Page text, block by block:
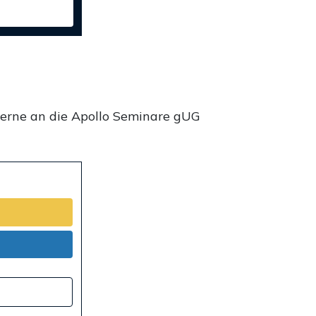
an die Apollo Seminare gUG